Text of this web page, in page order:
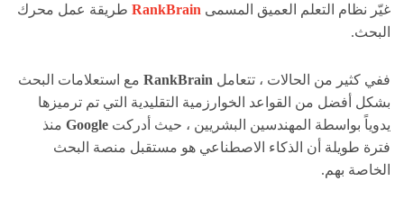
غيّر نظام التعلم العميق المسمى RankBrain طريقة عمل محرك
البحث.
ففي كثير من الحالات ، تتعامل RankBrain مع استعلامات البحث
بشكل أفضل من القواعد الخوارزمية التقليدية التي تم ترميزها
يدوياً بواسطة المهندسين البشريين ، حيث أدركت Google منذ
فترة طويلة أن الذكاء الاصطناعي هو مستقبل منصة البحث
الخاصة بهم.